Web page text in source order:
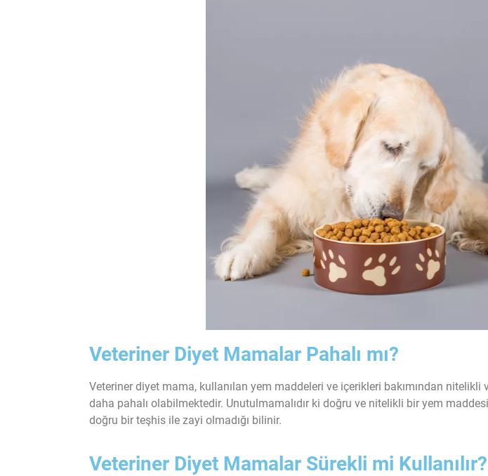
Veteriner Diyet Mamalar Pahalı mı?
Veteriner diyet mama, kullanılan yem maddeleri ve içerikleri bakımından
daha pahalı olabilmektedir. Unutulmamalıdır ki doğru ve nitelikli bir yem
doğru bir teşhis ile zayi olmadığı bilinir.
Veteriner Diyet Mamalar Sürekli mi Kullanılır?